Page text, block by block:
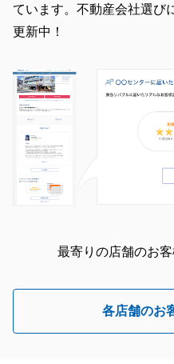
ています。不動産会社選び
更新中！
最寄りの店舗のお
各店舗のお